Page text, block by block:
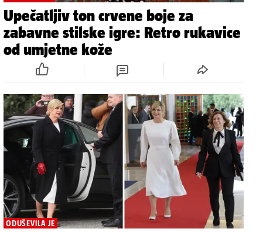
Upečatljiv ton crvene boje za
zabavne stilske igre: Retro rukavice
od umjetne kože
ODUŠEVILA JE